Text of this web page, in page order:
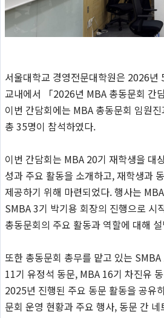
서울대학교 경영전문대학원은 2026년
교내에서 「2026년 MBA 총동문회 간
이번 간담회에는 MBA 총동문회 임원
총 35명이 참석하였다.
이번 간담회는 MBA 20기 재학생을 대
성과 주요 활동을 소개하고, 재학생과
제공하기 위해 마련되었다. 행사는
SMBA 3기 박기용 회장의 진행으로 시
총동문회의 주요 활동과 역할에 대해
또한 총동문회 총무를 맡고 있는
11기 유정석 동문, MBA 16기 차진유
2025년 진행된 주요 동문 활동을 공유
문회 운영 현황과 주요 행사, 동문 간